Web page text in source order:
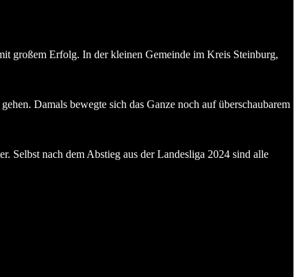
großem Erfolg. In der kleinen Gemeinde im Kreis Steinburg,
Damals bewegte sich das Ganze noch auf überschaubarem
Selbst nach dem Abstieg aus der Landesliga 2024 sind alle